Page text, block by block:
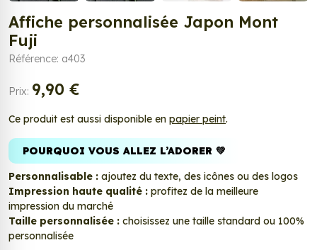
Affiche personnalisée Japon Mont
Fuji
Référence: a403
Prix: 9,90 €
Ce produit est aussi disponible en papier peint.
POURQUOI VOUS ALLEZ L’ADORER 💚
Personnalisable : ajoutez du texte, des icônes ou des logos
Impression haute qualité : profitez de la meilleure
impression du marché
Taille personnalisée : choisissez une taille standard ou 100%
personnalisée